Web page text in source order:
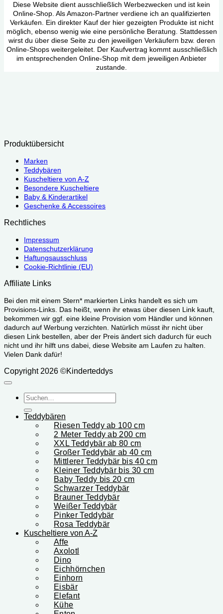
Diese Website dient ausschließlich Werbezwecken und ist kein
Online-Shop. Als Amazon-Partner verdiene ich an qualifizierten
Verkäufen. Ein direkter Kauf der hier gezeigten Produkte ist nicht
möglich, ebenso wenig wie eine persönliche Beratung. Stattdessen
wirst du über diese Seite zu den jeweiligen Verkäufern bzw. deren
Online-Shops weitergeleitet. Der Kaufvertrag kommt ausschließlich
im entsprechenden Online-Shop mit dem jeweiligen Anbieter
zustande.
Produktübersicht
Marken
Teddybären
Kuscheltiere von A-Z
Besondere Kuscheltiere
Baby & Kinderartikel
Geschenke & Accessoires
Rechtliches
Impressum
Datenschutzerklärung
Haftungsausschluss
Cookie-Richtlinie (EU)
Affiliate Links
Bei den mit einem Stern* markierten Links handelt es sich um
Provisions-Links. Das heißt, wenn ihr etwas über diesen Link kauft,
bekommen wir ggf. eine kleine Provision vom Händler und können
dadurch auf Werbung verzichten. Natürlich müsst ihr nicht über
diesen Link bestellen, aber der Preis ändert sich dadurch für euch
nicht und ihr hilft uns dabei, diese Website am Laufen zu halten.
Vielen Dank dafür!
Copyright 2026 ©Kinderteddys
Suchen
nach:
Teddybären
Riesen Teddy ab 100 cm
2 Meter Teddy ab 200 cm
XXL Teddybär ab 80 cm
Großer Teddybär ab 40 cm
Mittlerer Teddybär bis 40 cm
Kleiner Teddybär bis 30 cm
Baby Teddy bis 20 cm
Schwarzer Teddybär
Brauner Teddybär
Weißer Teddybär
Pinker Teddybär
Rosa Teddybär
Kuscheltiere von A-Z
Affe
Axolotl
Dino
Eichhörnchen
Einhorn
Eisbär
Elefant
Kühe